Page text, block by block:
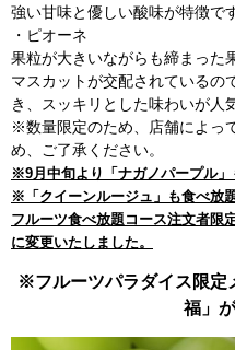
強い甘味と優しい酸味が特徴で
・ピオーネ
果粒が大きいながらも締まった
マスカットが交配されているの
き、スッキリとした味わいが人
※数量限定のため、店舗によっ
め、ご了承ください。
※9月中旬より「ナガノパープル」
※「クイーンルージュ」も食べ放
フルーツ食べ放題コース注文者限
に変更いたしました。
※フルーツパラダイス限定
福」